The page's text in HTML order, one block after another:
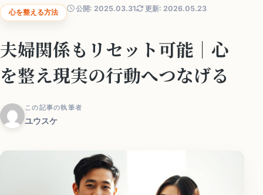
心を整える方法 公開: 2025.03.31 更新: 2026.05.23
夫婦関係もリセット可能｜心
を整え現実の行動へつなげる
この記事の執筆者
ユウスケ